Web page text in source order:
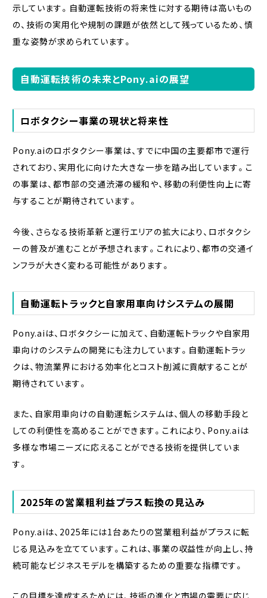
示しています。自動運転技術の将来性に対する期待は高いもの
の、技術の実用化や規制の課題が依然として残っているため、慎
重な姿勢が求められています。
自動運転技術の未来とPony.aiの展望
ロボタクシー事業の現状と将来性
Pony.aiのロボタクシー事業は、すでに中国の主要都市で運行
されており、実用化に向けた大きな一歩を踏み出しています。こ
の事業は、都市部の交通渋滞の緩和や、移動の利便性向上に寄
与することが期待されています。
今後、さらなる技術革新と運行エリアの拡大により、ロボタクシ
ーの普及が進むことが予想されます。これにより、都市の交通イ
ンフラが大きく変わる可能性があります。
自動運転トラックと自家用車向けシステムの展開
Pony.aiは、ロボタクシーに加えて、自動運転トラックや自家用
車向けのシステムの開発にも注力しています。自動運転トラッ
クは、物流業界における効率化とコスト削減に貢献することが
期待されています。
また、自家用車向けの自動運転システムは、個人の移動手段と
しての利便性を高めることができます。これにより、Pony.aiは
多様な市場ニーズに応えることができる技術を提供していま
す。
2025年の営業粗利益プラス転換の見込み
Pony.aiは、2025年には1台あたりの営業粗利益がプラスに転
じる見込みを立てています。これは、事業の収益性が向上し、持
続可能なビジネスモデルを構築するための重要な指標です。